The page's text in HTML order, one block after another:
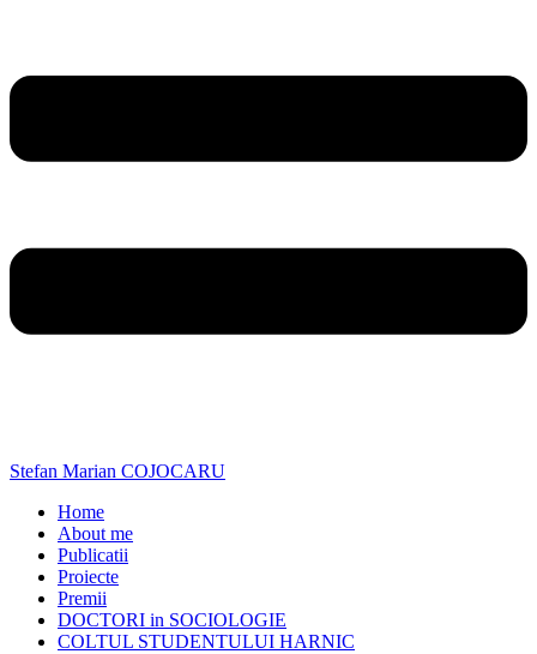
Stefan Marian COJOCARU
Home
About me
Publicatii
Proiecte
Premii
DOCTORI in SOCIOLOGIE
COLTUL STUDENTULUI HARNIC